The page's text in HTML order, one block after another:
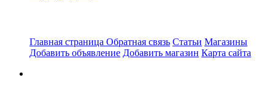
Главная страница Обратная связь Статьи Магазины
Добавить объявление Добавить магазин Карта сайта